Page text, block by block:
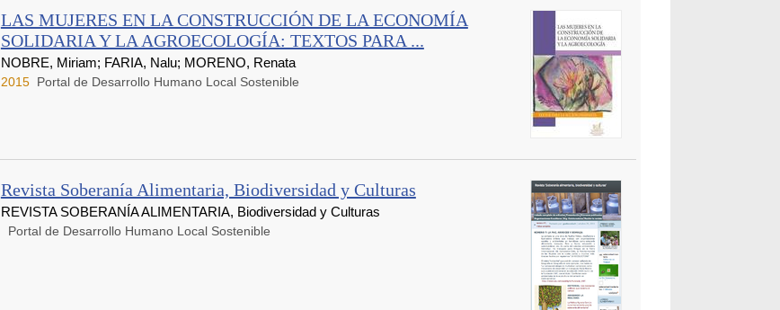
LAS MUJERES EN LA CONSTRUCCIÓN DE LA ECONOMÍA
SOLIDARIA Y LA AGROECOLOGÍA: TEXTOS PARA ...
NOBRE, Miriam; FARIA, Nalu; MORENO, Renata
2015 Portal de Desarrollo Humano Local Sostenible
Revista Soberanía Alimentaria, Biodiversidad y Culturas
REVISTA SOBERANÍA ALIMENTARIA, Biodiversidad y Culturas
Portal de Desarrollo Humano Local Sostenible